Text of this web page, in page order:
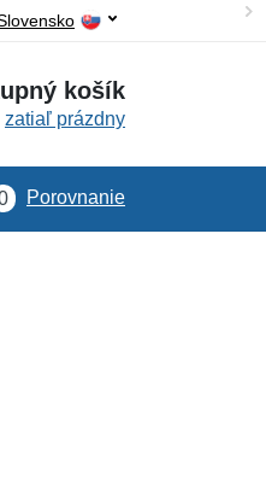
košík
zatiaľ prázdny
Porovnanie